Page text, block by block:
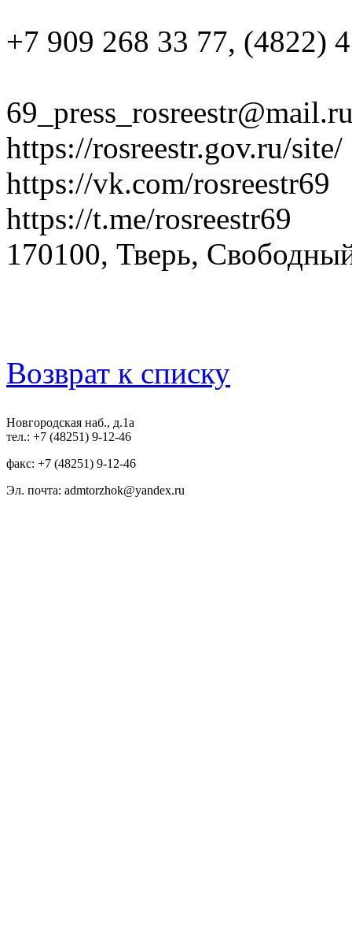
+7 909 268 33 77, (4822)
https://rosreestr.gov.ru/site/
https://vk.com/rosreestr69
https://t.me/rosreestr69
170100, Тверь,
Возврат к списку
Новгородская наб., д.1а
тел.: +7 (48251) 9-12-46
факс: +7 (48251) 9-12-46
Эл. почта: admtorzhok@yandex.ru